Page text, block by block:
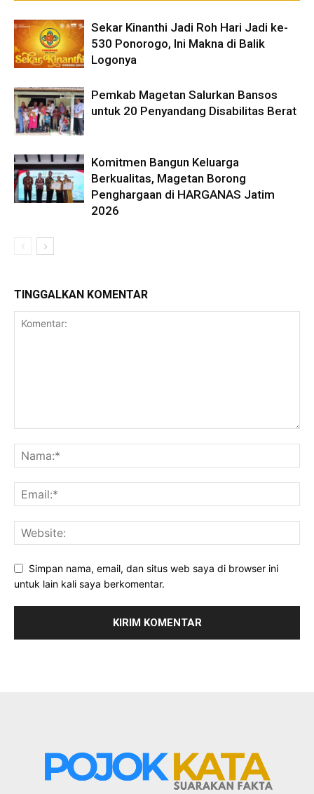
Sekar Kinanthi Jadi Roh Hari Jadi ke-
530 Ponorogo, Ini Makna di Balik
Logonya
Pemkab Magetan Salurkan Bansos
untuk 20 Penyandang Disabilitas Berat
Komitmen Bangun Keluarga
Berkualitas, Magetan Borong
Penghargaan di HARGANAS Jatim
2026
TINGGALKAN KOMENTAR
Simpan nama, email, dan situs web saya di browser ini
untuk lain kali saya berkomentar.